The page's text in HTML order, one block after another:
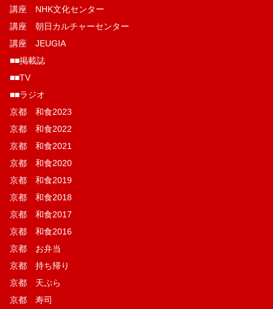
講座 NHK文化センター
講座 朝日カルチャーセンター
講座 JEUGIA
■■掲載誌
■■TV
■■ラジオ
京都 和食2023
京都 和食2022
京都 和食2021
京都 和食2020
京都 和食2019
京都 和食2018
京都 和食2017
京都 和食2016
京都 お弁当
京都 持ち帰り
京都 天ぷら
京都 寿司